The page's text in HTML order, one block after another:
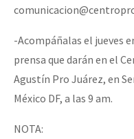
Contacto
-Acompáñalas el jueves
prensa que darán en el
Agustín Pro Juárez, en
México DF, a las 9 am.
NOTA: